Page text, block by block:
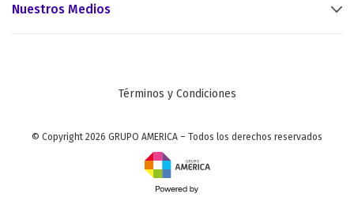
Nuestros Medios
Términos y Condiciones
© Copyright 2026 GRUPO AMERICA – Todos los derechos reservados